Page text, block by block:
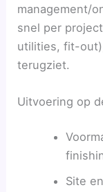
management/
snel per
utilities, fit-
terugziet.
Uitvoering op
Site